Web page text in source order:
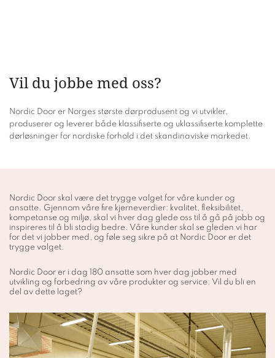
Vil du jobbe med oss?
Nordic Door er Norges største dørprodusent og vi utvikler,
produserer og leverer både klassifiserte og uklassifiserte komplette
dørløsninger for nordiske forhold i det skandinaviske markedet.
Nordic Door skal være det trygge valget for våre kunder og
ansatte. Gjennom våre fire kjerneverdier: kvalitet, fleksibilitet,
kompetanse og miljø, skal vi hver dag glede oss til å gå på jobb og
inspireres til å bli stadig bedre. Våre kunder skal se gleden vi har
for det vi jobber med, og føle seg sikre på at Nordic Door er det
trygge valget.
Nordic Door er i dag 180 ansatte som hver dag jobber med
utvikling og forbedring av våre produkter og service. Vil du bli en
del av dette laget?